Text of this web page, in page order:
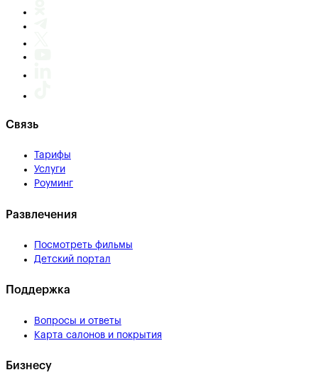
Связь
Тарифы
Услуги
Роуминг
Развлечения
Посмотреть фильмы
Детский портал
Поддержка
Вопросы и ответы
Карта салонов и покрытия
Бизнесу